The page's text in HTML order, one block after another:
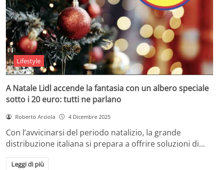
Lifestyle
A Natale Lidl accende la fantasia con un albero speciale
sotto i 20 euro: tutti ne parlano
Roberto Arciola 4 Dicembre 2025
Con l’avvicinarsi del periodo natalizio, la grande
distribuzione italiana si prepara a offrire soluzioni di…
Leggi di più